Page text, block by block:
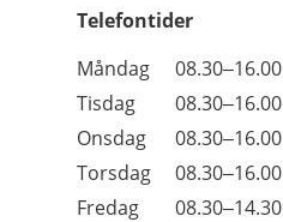
Telefontider
Dag
Öppettider
Kommentarer
Måndag
08.30–16.00
Tisdag
08.30–16.00
Onsdag
08.30–16.00
Torsdag
08.30–16.00
Fredag
08.30–14.30